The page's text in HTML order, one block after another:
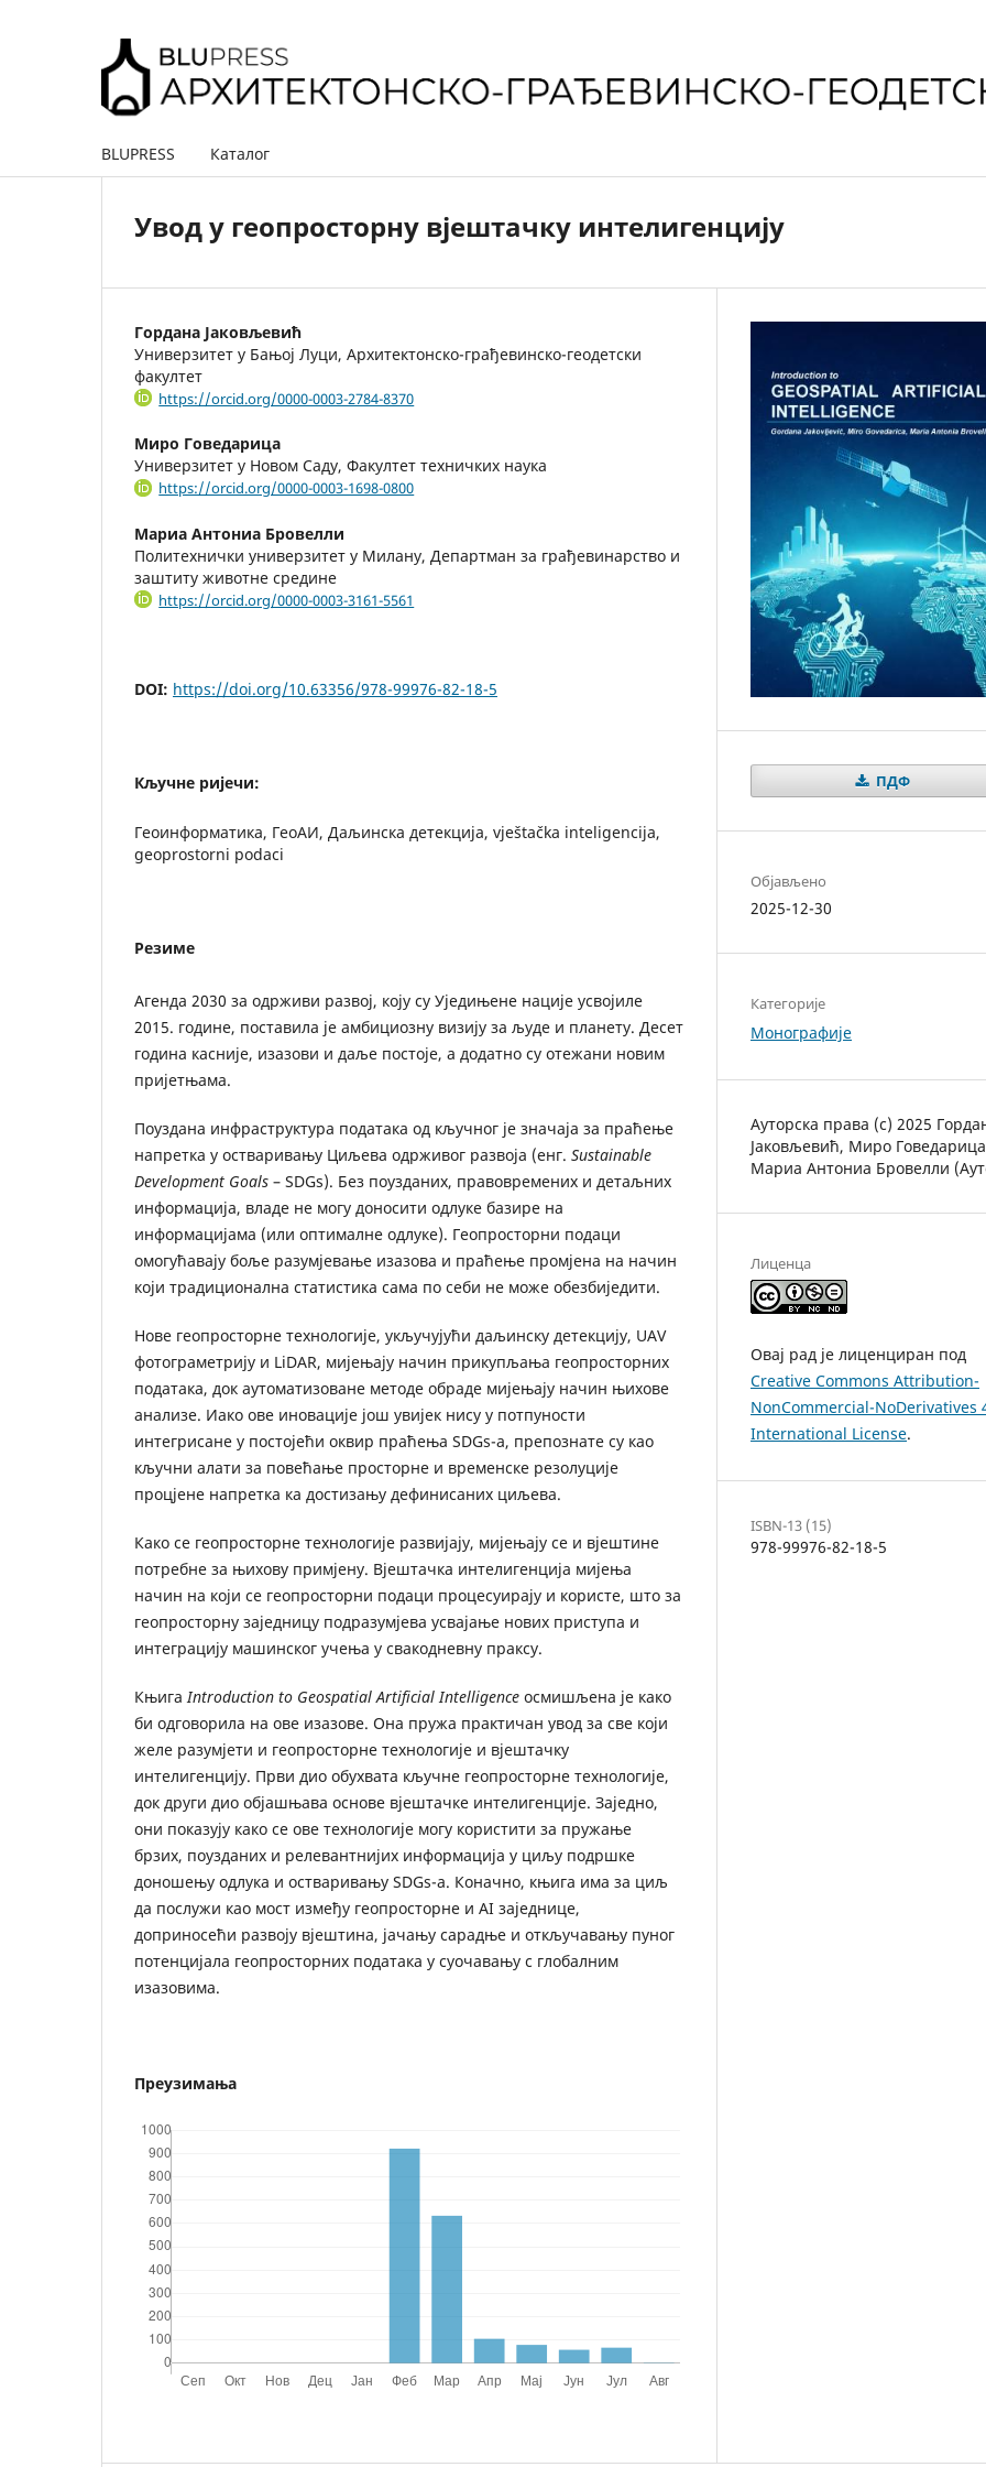
BLUPRESS Каталог
Увод у геопросторну вјештачку интелигенцију
Гордана Јаковљевић
Универзитет у Бањој Луци, Архитектонско-грађевинско-геодетски
факултет
https://orcid.org/0000-0003-2784-8370
Миро Говедарица
Универзитет у Новом Саду, Факултет техничких наука
https://orcid.org/0000-0003-1698-0800
Мариа Антониа Бровелли
Политехнички универзитет у Милану, Департман за грађевинарство и
заштиту животне средине
https://orcid.org/0000-0003-3161-5561
DOI: https://doi.org/10.63356/978-99976-82-18-5
Кључне ријечи:
Геоинформатика, ГеоАИ, Даљинска детекција, vještačka inteligencija,
geoprostorni podaci
Резиме
Агенда 2030 за одрживи развој, коју су Уједињене нације усвојиле
2015. године, поставила је амбициозну визију за људе и планету. Десет
година касније, изазови и даље постоје, а додатно су отежани новим
пријетњама.
Поуздана инфраструктура података од кључног је значаја за праћење
напретка у остваривању Циљева одрживог развоја (енг. Sustainable
Development Goals – SDGs). Без поузданих, правовремених и детаљних
информација, владе не могу доносити одлуке базире на
информацијама (или оптималне одлуке). Геопросторни подаци
омогућавају боље разумјевање изазова и праћење промјена на начин
који традиционална статистика сама по себи не може обезбиједити.
Нове геопросторне технологије, укључујући даљинску детекцију, UAV
фотограметрију и LiDAR, мијењају начин прикупљања геопросторних
података, док аутоматизоване методе обраде мијењају начин њихове
анализе. Иако ове иновације још увијек нису у потпуности
интегрисане у постојећи оквир праћења SDGs-а, препознате су као
кључни алати за повећање просторне и временске резолуцијe
процјене напретка ка достизању дефинисаних циљева.
Како се геопросторне технологије развијају, мијењају се и вјештине
потребне за њихову примјену. Вјештачка интелигенција мијења
начин на који се геопросторни подаци процесуирају и користе, што за
геопросторну заједницу подразумјева усвајање нових приступа и
интеграцију машинског учења у свакодневну праксу.
Књига Introduction to Geospatial Artificial Intelligence осмишљена је како
би одговорила на ове изазове. Она пружа практичан увод за све који
желе разумјети и геопросторне технологије и вјештачку
интелигенцију. Први дио обухвата кључне геопросторне технологије,
док други дио објашњава основе вјештачке интелигенције. Заједно,
они показују како се ове технологије могу користити за пружање
брзих, поузданих и релевантнијих информација у циљу подршке
доношењу одлука и остваривању SDGs-а. Коначно, књига има за циљ
да послужи као мост између геопросторне и AI заједнице,
доприносећи развоју вјештина, јачању сарадње и откључавању пуног
потенцијала геопросторних података у суочавању с глобалним
изазовима.
Преузимања
ПДФ
Објављено
2025-12-30
Категорије
Монографије
Ауторска права (c) 2025
Јаковљевић, Миро
Мариа Антониа Бровелли
Лиценца
Овај рад је лиценциран под
Creative Commons Attribution-
NonCommercial-NoDerivatives
International License.
ISBN-13 (15)
978-99976-82-18-5